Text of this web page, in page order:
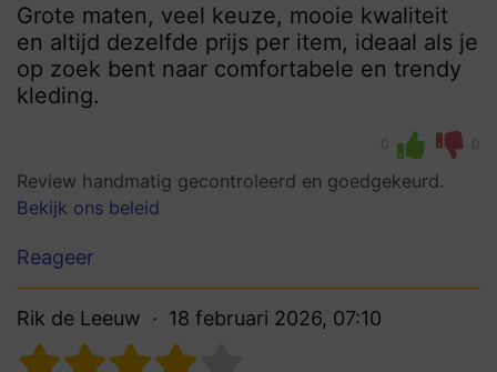
Grote maten, veel keuze, mooie kwaliteit
en altijd dezelfde prijs per item, ideaal als je
op zoek bent naar comfortabele en trendy
kleding.
0 0
Review handmatig gecontroleerd en goedgekeurd.
Bekijk ons beleid
Reageer
Rik de Leeuw 18 februari 2026, 07:10